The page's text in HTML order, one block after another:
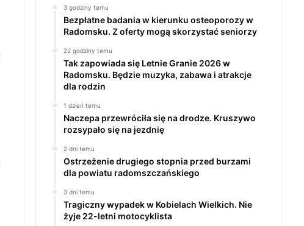
3 godziny temu
Bezpłatne badania w kierunku osteoporozy w
Radomsku. Z oferty mogą skorzystać seniorzy
22 godziny temu
Tak zapowiada się Letnie Granie 2026 w
Radomsku. Będzie muzyka, zabawa i atrakcje
dla rodzin
1 dzień temu
Naczepa przewróciła się na drodze. Kruszywo
rozsypało się na jezdnię
2 dni temu
Ostrzeżenie drugiego stopnia przed burzami
dla powiatu radomszczańskiego
3 dni temu
Tragiczny wypadek w Kobielach Wielkich. Nie
żyje 22-letni motocyklista